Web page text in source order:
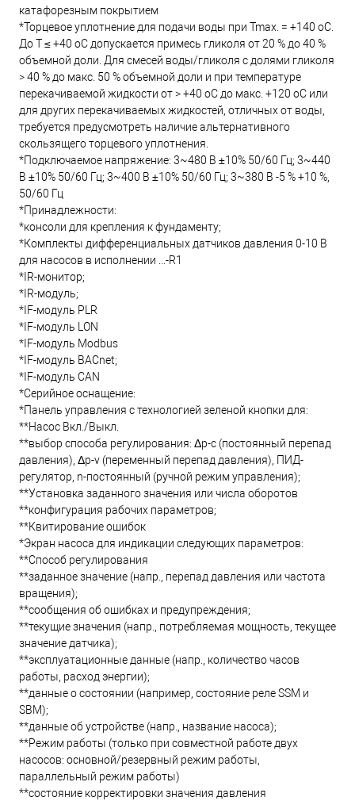
катафорезным покрытием
*Торцевое уплотнение для подачи воды при Tmax. = +140 oC.
До T ≤ +40 oC допускается примесь гликоля от 20 % до 40 %
объемной доли. Для смесей воды/гликоля с долями гликоля
> 40 % до макс. 50 % объемной доли и при температуре
перекачиваемой жидкости от > +40 oC до макс. +120 oC или
для других перекачиваемых жидкостей, отличных от воды,
требуется предусмотреть наличие альтернативного
скользящего торцевого уплотнения.
*Подключаемое напряжение: 3~480 В ±10% 50/60 Гц; 3~440
В ±10% 50/60 Гц; 3~400 В ±10% 50/60 Гц; 3~380 В -5 % +10 %,
50/60 Гц
*Принадлежности:
*консоли для крепления к фундаменту;
*Комплекты дифференциальных датчиков давления 0-10 В
для насосов в исполнении ...-R1
*IR-монитор;
*IR-модуль;
*IF-модуль PLR
*IF-модуль LON
*IF-модуль Modbus
*IF-модуль BACnet;
*IF-модуль CAN
*Серийное оснащение:
*Панель управления с технологией зеленой кнопки для:
**Насос Вкл./Выкл.
**выбор способа регулирования: Δp-c (постоянный перепад
давления), Δp-v (переменный перепад давления), ПИД-
регулятор, n-постоянный (ручной режим управления);
**Установка заданного значения или числа оборотов
**конфигурация рабочих параметров;
**Квитирование ошибок
*Экран насоса для индикации следующих параметров:
**Способ регулирования
**заданное значение (напр., перепад давления или частота
вращения);
**сообщения об ошибках и предупреждения;
**текущие значения (напр., потребляемая мощность, текущее
значение датчика);
**эксплуатационные данные (напр., количество часов
работы, расход энергии);
**данные о состоянии (например, состояние реле SSM и
SBM);
**данные об устройстве (напр., название насоса);
**Режим работы (только при совместной работе двух
насосов: основной/резервный режим работы,
параллельный режим работы)
**состояние корректировки значения давления